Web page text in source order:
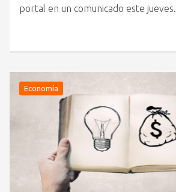
portal en un comunicado este jueves.
Economía